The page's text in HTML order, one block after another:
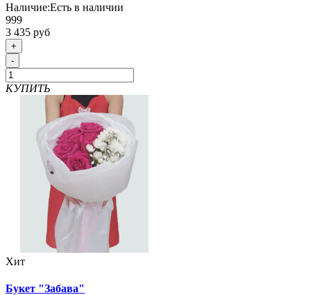
Наличие:Есть в наличии
999
3 435 руб
+
-
КУПИТЬ
Хит
Букет "Забава"